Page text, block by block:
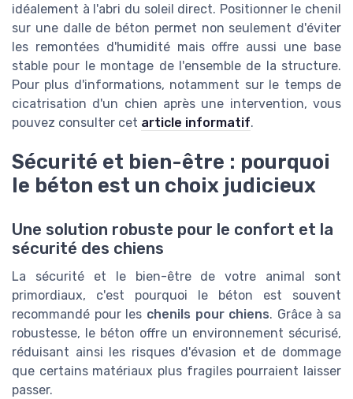
idéalement à l'abri du soleil direct. Positionner le chenil
sur une dalle de béton permet non seulement d'éviter
les remontées d'humidité mais offre aussi une base
stable pour le montage de l'ensemble de la structure.
Pour plus d'informations, notamment sur le temps de
cicatrisation d'un chien après une intervention, vous
pouvez consulter cet article informatif.
Sécurité et bien-être : pourquoi
le béton est un choix judicieux
Une solution robuste pour le confort et la
sécurité des chiens
La sécurité et le bien-être de votre animal sont
primordiaux, c'est pourquoi le béton est souvent
recommandé pour les chenils pour chiens. Grâce à sa
robustesse, le béton offre un environnement sécurisé,
réduisant ainsi les risques d'évasion et de dommage
que certains matériaux plus fragiles pourraient laisser
passer.